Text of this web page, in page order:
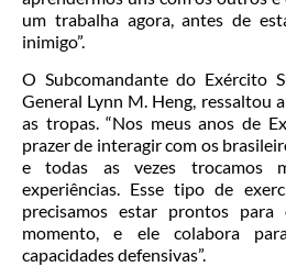
um trabalha agora, antes de
inimigo”.
O Subcomandante do Exército
General Lynn M. Heng, ressaltou
as tropas. “Nos meus anos de
prazer de interagir com os
e todas as vezes trocamos
experiências. Esse tipo de
precisamos estar prontos
momento, e ele colabora
capacidades defensivas”.